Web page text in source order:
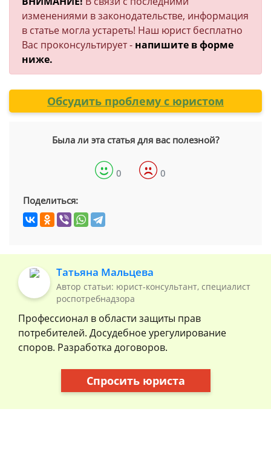
изменениями в законодательстве, информация
в статье могла устареть! Наш юрист бесплатно
Вас проконсультирует - напишите в форме
ниже.
Обсудить проблему с юристом
Была ли эта статья для вас полезной?
0 0
Поделиться:
Татьяна Мальцева
Автор статьи: юрист-консультант, специалист
роспотребнадзора
Профессионал в области защиты прав
потребителей. Досудебное урегулирование
споров. Разработка договоров.
Спросить юриста